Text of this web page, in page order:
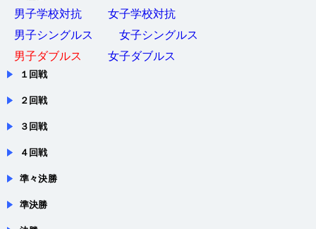
●種目
男子学校対抗
女子学校対抗
男子シングルス
女子シングルス
男子ダブルス
１回戦
２回戦
３回戦
４回戦
準々決勝